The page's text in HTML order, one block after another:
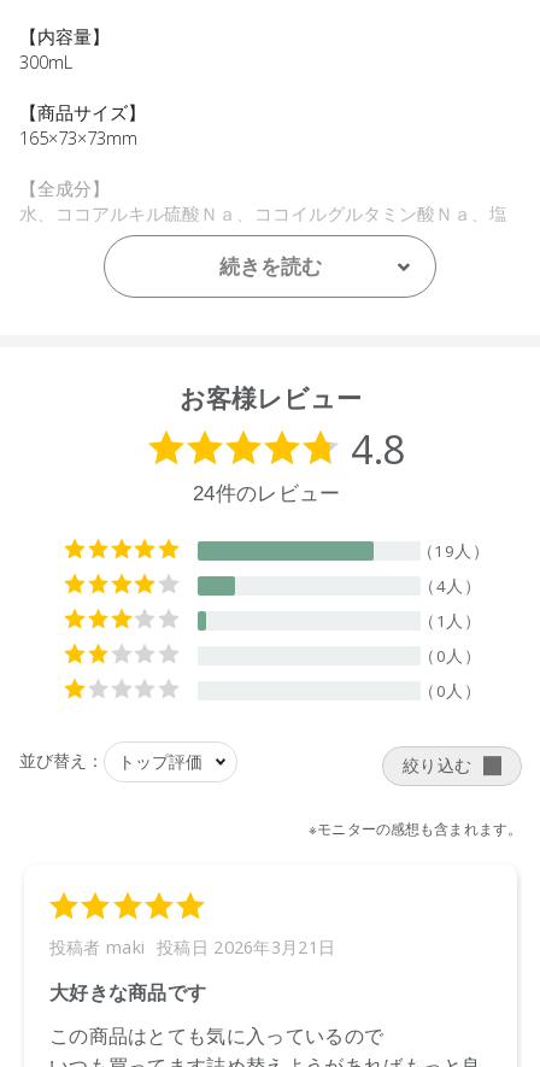
【内容量】
300mL
【商品サイズ】
165×73×73mm
【全成分】
水、ココアルキル硫酸Ｎａ、ココイルグルタミン酸Ｎａ、塩
化アンモニウム、ラウロアンホ酢酸Ｎａ、ヤシ油アルキルグ
ルコシド、ニューサイランエキス、オレイン酸グリセリル、
グリセリン、インドレモングラス葉油、香料、クエン酸、デ
【メーカー品番】
店舗でお問い合わせの際には、下記品番をお伝え下さい。
【店舗発売日】
ecostore 2024/10/11
CosmeKitchen 2025/1/22
Biople 2025/1/22
※店舗での取り扱いや詳しい在庫状況につきましては、各店舗
にお問い合わせください。
ください。
商品によっては、お届けまで１～２週間かかる場合がござい
●パッケージはリニューアル等の理由により、写真と異なる場
合がございます。
●パッケージのリニューアル等の理由により、成分・処方が記
●予告なくパッケージ仕様が変更になる場合がございます。
続きを読む
お客様レビュー